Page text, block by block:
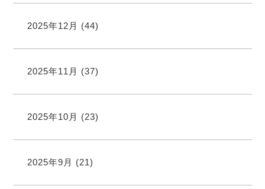
2025年12月 (44)
2025年11月 (37)
2025年10月 (23)
2025年9月 (21)